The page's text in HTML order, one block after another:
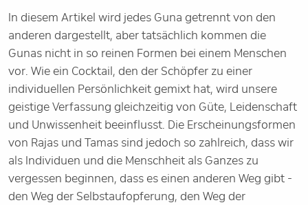
In diesem Artikel wird jedes Guna getrennt von den
anderen dargestellt, aber tatsächlich kommen die
Gunas nicht in so reinen Formen bei einem Menschen
vor. Wie ein Cocktail, den der Schöpfer zu einer
individuellen Persönlichkeit gemixt hat, wird unsere
geistige Verfassung gleichzeitig von Güte, Leidenschaft
und Unwissenheit beeinflusst. Die Erscheinungsformen
von Rajas und Tamas sind jedoch so zahlreich, dass wir
als Individuen und die Menschheit als Ganzes zu
vergessen beginnen, dass es einen anderen Weg gibt -
den Weg der Selbstaufopferung, den Weg der